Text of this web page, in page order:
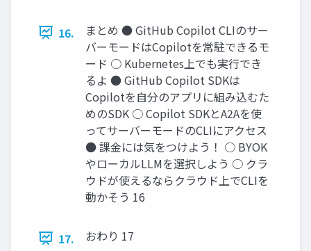
16.
まとめ ● GitHub Copilot CLIのサー
バーモードはCopilotを常駐できるモ
ード ○ Kubernetes上でも実行でき
るよ ● GitHub Copilot SDKは
Copilotを自分のアプリに組み込むた
めのSDK ○ Copilot SDKとA2Aを使
ってサーバーモードのCLIにアクセス
● 課金には気をつけよう！ ○ BYOK
やローカルLLMを選択しよう ○ クラ
ウドが使えるならクラウド上でCLIを
動かそう 16
17. おわり 17